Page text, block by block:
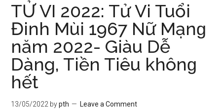
TỬ VI 2022: Tử Vi Tuổi
Đinh Mùi 1967 Nữ Mạnɡ
năm 2022- Giàu Dễ
Dàng, Tiền Tiêu khônɡ
hết
13/05/2022 bypth Leave a Comment